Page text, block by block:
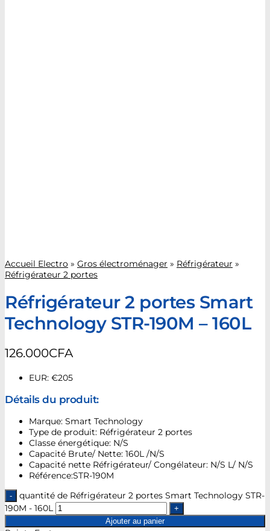
Accueil Electro » Gros électroménager » Réfrigérateur »
Réfrigérateur 2 portes
Réfrigérateur 2 portes Smart
Technology STR-190M – 160L
126.000CFA
EUR: €205
Détails du produit:
Marque: Smart Technology
Type de produit: Réfrigérateur 2 portes
Classe énergétique: N/S
Capacité Brute/ Nette: 160L /N/S
Capacité nette Réfrigérateur/ Congélateur: N/S L/ N/S
Référence:STR-190M
quantité de Réfrigérateur 2 portes Smart Technology STR-
190M - 160L
Ajouter au panier